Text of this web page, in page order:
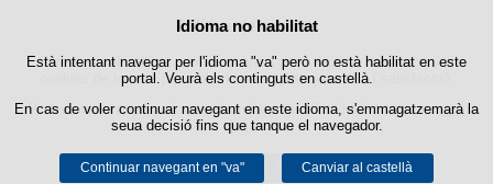
Política de cookies
Este lloc web utilitza cookies pròpies per a facilitar la navegació i
cookies de tercers per a obtindre estadístiques d'ús i satisfacció.
Podeu obtindre més informació en l'apartat "Cookies" del nostreavís
legal.
Acceptar Rebutjar
Idioma no habilitat
Està intentant navegar per l'idioma "va" però no està habilitat en este
portal. Veurà els continguts en castellà.
En cas de voler continuar navegant en este idioma, s'emmagatzemarà la
seua decisió fins que tanque el navegador.
Continuar navegant en "va" Canviar al castellà
Passar al contingut